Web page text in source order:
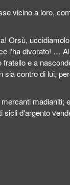
vicino a loro,
Orsù,
l'ha divorato! …
e a
sia contro di lui,
madianiti;
d'argento